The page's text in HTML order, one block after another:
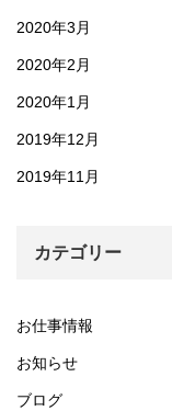
2020年3月
2020年2月
2020年1月
2019年12月
2019年11月
カテゴリー
お仕事情報
お知らせ
ブログ